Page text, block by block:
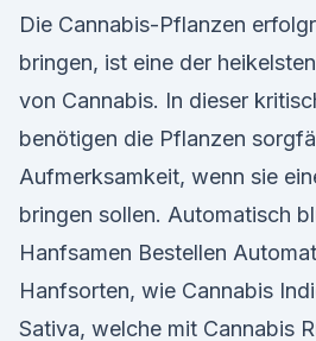
Die Cannabis-Pflanzen
bringen, ist eine der
von Cannabis. In dieser
benötigen die Pflanzen
Aufmerksamkeit, wenn sie
bringen sollen. Automatisch
Hanfsamen Bestellen
Hanfsorten, wie Cannabis
Sativa, welche mit Cannabis